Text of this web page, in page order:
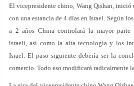
El vicepresidente chino, Wang Qishan,
con una estancia de 4 días en Israel. Según
a 2 años China controlará la mayor parte
israelí, así como la alta tecnología y los
Israel. El paso siguiente debería ser la
comercio. Todo eso modificará radicalmente